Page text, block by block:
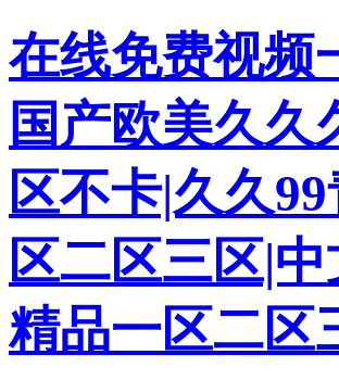
在线免费视频
国产欧美久
区不卡|久久
区二区三区|
精品一区二区